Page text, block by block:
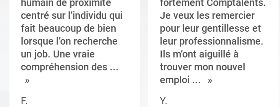
humain de proximité
centré sur l’individu qui
fait beaucoup de bien
lorsque l’on recherche
un job. Une vraie
compréhension des ...
F.
fortement Comptalents.
Je veux les remercier
pour leur gentillesse et
leur professionnalisme.
Ils m’ont aiguillé à
trouver mon nouvel
emploi ...
Y.